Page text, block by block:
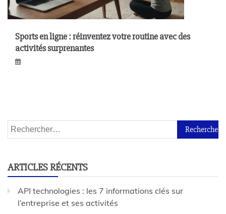
Sports en ligne : réinventez votre routine avec des
activités surprenantes
ARTICLES RÉCENTS
API technologies : les 7 informations clés sur
l’entreprise et ses activités